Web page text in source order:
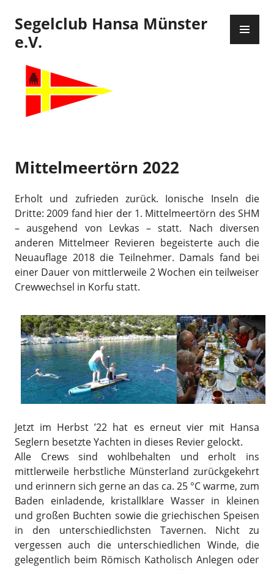
Inhalt
springen
Segelclub Hansa Münster
e.V.
Mittelmeertörn 2022
Erholt und zufrieden zurück. Ionische Inseln die
Dritte: 2009 fand hier der 1. Mittelmeertörn des SHM
– ausgehend von Levkas – statt. Nach diversen
anderen Mittelmeer Revieren begeisterte auch die
Neuauflage 2018 die Teilnehmer. Damals fand bei
einer Dauer von mittlerweile 2 Wochen ein teilweiser
Crewwechsel in Korfu statt.
Jetzt im Herbst ’22 hat es erneut vier mit Hansa
Seglern besetzte Yachten in dieses Revier gelockt.
Alle Crews sind wohlbehalten und erholt ins
mittlerweile herbstliche Münsterland zurückgekehrt
und erinnern sich gerne an das ca. 25 °C warme, zum
Baden einladende, kristallklare Wasser in kleinen
und großen Buchten sowie die griechischen Speisen
in den unterschiedlichsten Tavernen. Nicht zu
vergessen auch die unterschiedlichen Winde, die
gelegentlich beim Römisch Katholisch Anlegen oder